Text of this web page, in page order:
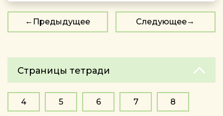
Предыдущее Следующее
Страницы тетради
4 5 6 7 8